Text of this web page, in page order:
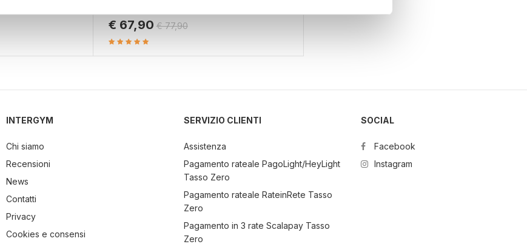
i tuoi dati personali e imposta le tue preferenze nella
in qualsiasi momento dalla Dichiarazione sui cookie.
social media, i quali potrebbero combinarle con altre informazioni che ha fornito loro o
€ 67,90 € 77,90
INTERGYM
Chi siamo
Recensioni
News
Contatti
Privacy
Cookies e consensi
SERVIZIO CLIENTI
Assistenza
Pagamento rateale PagoLight/HeyLight
Tasso Zero
Pagamento rateale RateinRete Tasso
Zero
Pagamento in 3 rate Scalapay Tasso
Zero
SOCIAL
Facebook
Instagram